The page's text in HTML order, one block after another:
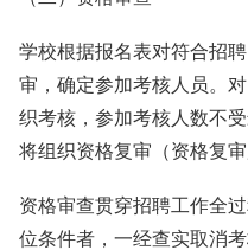
学校根据报名表对符合招
审，确定参加考核人员。
织考核，参加考核人数不
将组织资格复审（资格复
资格审查贯穿招聘工作全
位条件者，一经查实取消